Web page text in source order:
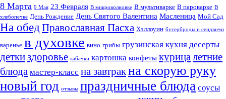
8 Марта 9 Мая 23 Февраля В микроволновке В мультиварке В пароварке В
хлебопечке День Рождение День Святого Валентина Масленица Мой Сад
На обед Православная Пасха Хэллоуин бутерброды и сендвичи
варенье в духовке вино грибы грузинская кухня десерты
деткиздоровье кабачки картошка конфеты курица летние
блюда мастер-класс на завтракна скорую руку
новый год отзывы праздничные блюда соусы